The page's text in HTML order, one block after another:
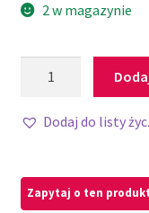
2 w magazynie
Dodaj do listy